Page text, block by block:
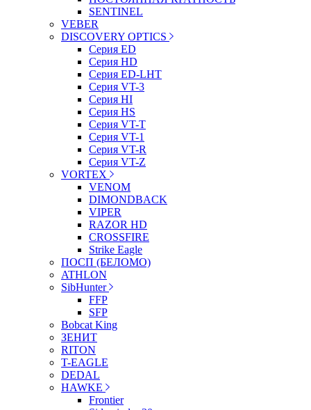
SENTINEL
VEBER
DISCOVERY OPTICS
Серия ED
Серия HD
Серия ED-LHT
Серия VT-3
Серия HI
Серия HS
Серия VT-T
Серия VT-1
Серия VT-R
Серия VT-Z
VORTEX
VENOM
DIMONDBACK
VIPER
RAZOR HD
CROSSFIRE
Strike Eagle
ПОСП (БЕЛОМО)
ATHLON
SibHunter
FFP
SFP
Bobcat King
ЗЕНИТ
RITON
T-EAGLE
DEDAL
HAWKE
Frontier